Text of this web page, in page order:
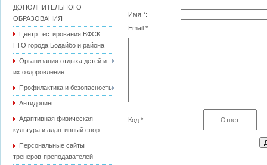
ДОПОЛНИТЕЛЬНОГО
ОБРАЗОВАНИЯ
Центр тестирования ВФСК
ГТО города Бодайбо и района
Организация отдыха детей и
их оздоровление
Профилактика и безопасность
Антидопинг
Адаптивная физическая
культура и адаптивный спорт
Персональные сайты
тренеров-преподавателей
Имя *:
Email *:
Код *: